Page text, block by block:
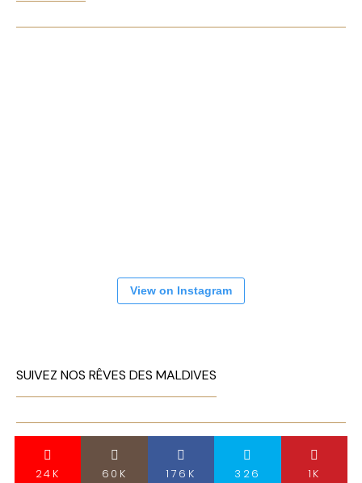
View on Instagram
SUIVEZ NOS RÊVES DES MALDIVES
24K 60K 176K 326 1K